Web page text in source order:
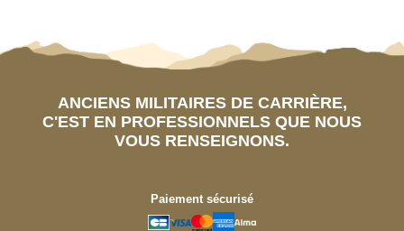
ANCIENS MILITAIRES DE CARRIÈRE,
C'EST EN PROFESSIONNELS QUE NOUS
VOUS RENSEIGNONS.
Paiement sécurisé